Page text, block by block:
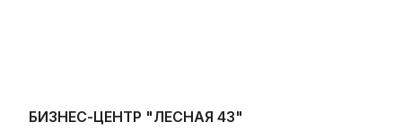
БИЗНЕС-ЦЕНТР "ЛЕСНАЯ 43"